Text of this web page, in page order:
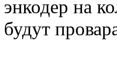
энкодер на
будут